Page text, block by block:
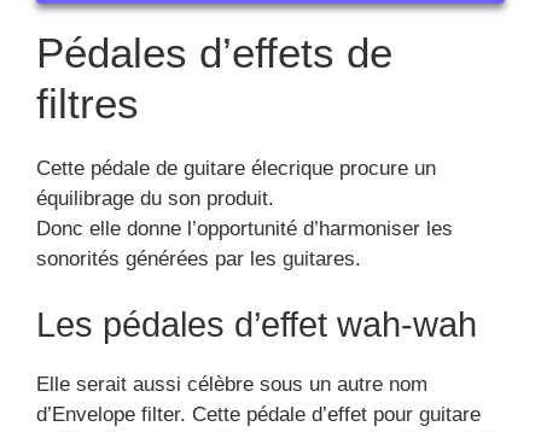
Pédales d’effets de
filtres
Cette pédale de guitare élecrique procure un
équilibrage du son produit.
Donc elle donne l’opportunité d’harmoniser les
sonorités générées par les guitares.
Les pédales d’effet wah-wah
Elle serait aussi célèbre sous un autre nom
d’Envelope filter. Cette pédale d’effet pour guitare